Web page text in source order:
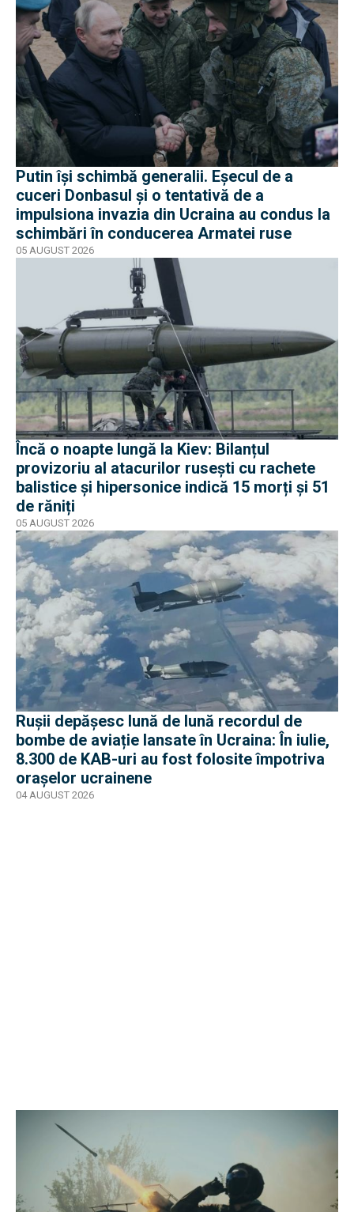
Putin își schimbă generalii. Eșecul de a
cuceri Donbasul și o tentativă de a
impulsiona invazia din Ucraina au condus la
schimbări în conducerea Armatei ruse
05 AUGUST 2026
Încă o noapte lungă la Kiev: Bilanțul
provizoriu al atacurilor rusești cu rachete
balistice și hipersonice indică 15 morți și 51
de răniți
05 AUGUST 2026
Rușii depășesc lună de lună recordul de
bombe de aviație lansate în Ucraina: În iulie,
8.300 de KAB-uri au fost folosite împotriva
orașelor ucrainene
04 AUGUST 2026